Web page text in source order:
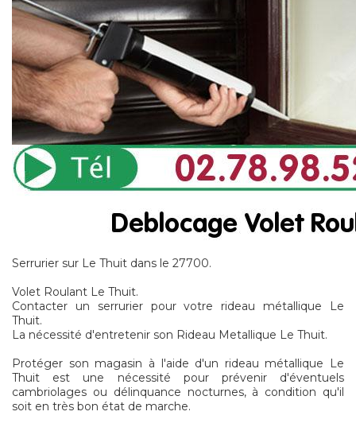
Serrurier sur Le Thuit dans le 27700.
Volet Roulant Le Thuit.
Contacter un serrurier pour votre rideau métallique Le
Thuit.
La nécessité d'entretenir son Rideau Metallique Le Thuit.
Protéger son magasin à l'aide d'un rideau métallique Le
Thuit est une nécessité pour prévenir d'éventuels
cambriolages ou délinquance nocturnes, à condition qu'il
soit en très bon état de marche.